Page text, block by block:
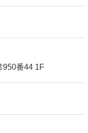
950番44 1F